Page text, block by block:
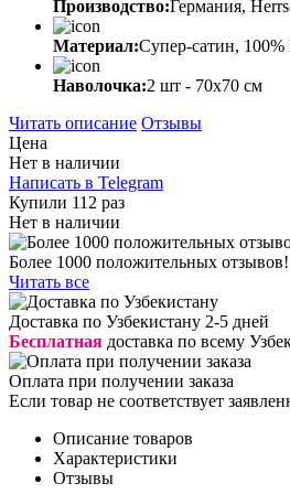
Производство:Германия,
Материал:Супер-сатин,
Наволочка:2 шт - 70x70 см
Читать описание Отзывы
Цена
Нет в наличии
Написать в Telegram
Купили 112 раз
Нет в наличии
Более 1000 положительных отзывов!
Читать все
Доставка по Узбекистану 2-5 дней
Бесплатная доставка по всему
Оплата при получении заказа
Если товар не соответствует
Описание товаров
Характеристики
Отзывы